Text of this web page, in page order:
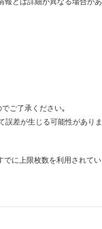
ご了承ください｡
差が生じる可能性があり
に上限枚数を利用されて